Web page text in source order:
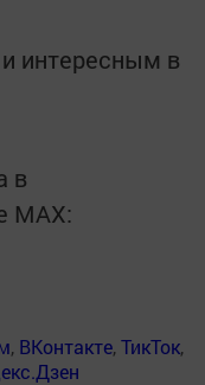
интересным в
в
MАХ:
, ВКонтакте,ТикТок,